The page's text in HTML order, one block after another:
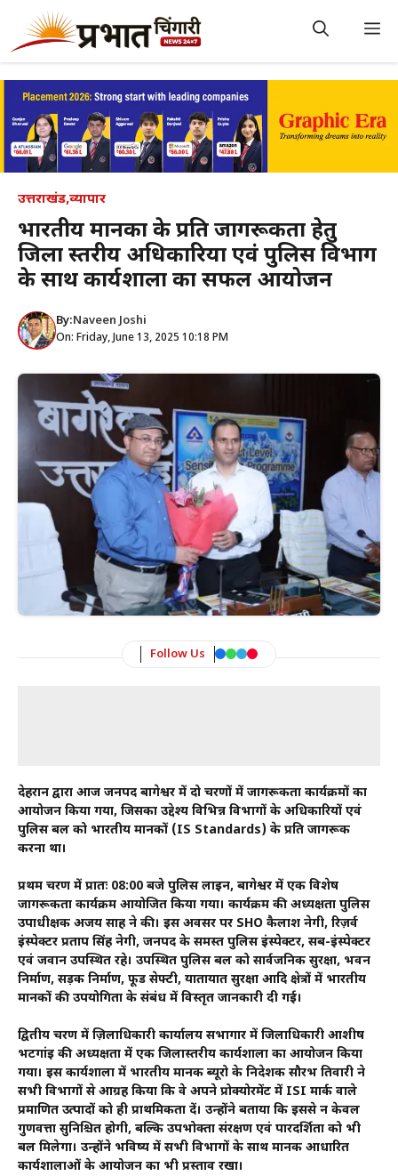
content
उत्तराखंड,व्यापार
भारतीय मानकों के प्रति जागरूकता हेतु
जिला स्तरीय अधिकारियों एवं पुलिस विभाग
के साथ कार्यशाला का सफल आयोजन
By:Naveen Joshi
On: Friday, June 13, 2025 10:18 PM
Follow Us
देहरादून द्वारा आज जनपद बागेश्वर में दो चरणों में जागरूकता कार्यक्रमों का
आयोजन किया गया, जिसका उद्देश्य विभिन्न विभागों के अधिकारियों एवं
पुलिस बल को भारतीय मानकों (IS Standards) के प्रति जागरूक
करना था।
प्रथम चरण में प्रातः 08:00 बजे पुलिस लाइन, बागेश्वर में एक विशेष
जागरूकता कार्यक्रम आयोजित किया गया। कार्यक्रम की अध्यक्षता पुलिस
उपाधीक्षक अजय साह ने की। इस अवसर पर SHO कैलाश नेगी, रिज़र्व
इंस्पेक्टर प्रताप सिंह नेगी, जनपद के समस्त पुलिस इंस्पेक्टर, सब-इंस्पेक्टर
एवं जवान उपस्थित रहे। उपस्थित पुलिस बल को सार्वजनिक सुरक्षा, भवन
निर्माण, सड़क निर्माण, फूड सेफ्टी, यातायात सुरक्षा आदि क्षेत्रों में भारतीय
मानकों की उपयोगिता के संबंध में विस्तृत जानकारी दी गई।
द्वितीय चरण में ज़िलाधिकारी कार्यालय सभागार में जिलाधिकारी आशीष
भटगांइ की अध्यक्षता में एक जिलास्तरीय कार्यशाला का आयोजन किया
गया। इस कार्यशाला में भारतीय मानक ब्यूरो के निदेशक सौरभ तिवारी ने
सभी विभागों से आग्रह किया कि वे अपने प्रोक्योरमेंट में ISI मार्क वाले
प्रमाणित उत्पादों को ही प्राथमिकता दें। उन्होंने बताया कि इससे न केवल
गुणवत्ता सुनिश्चित होगी, बल्कि उपभोक्ता संरक्षण एवं पारदर्शिता को भी
बल मिलेगा। उन्होंने भविष्य में सभी विभागों के साथ मानक आधारित
कार्यशालाओं के आयोजन का भी प्रस्ताव रखा।